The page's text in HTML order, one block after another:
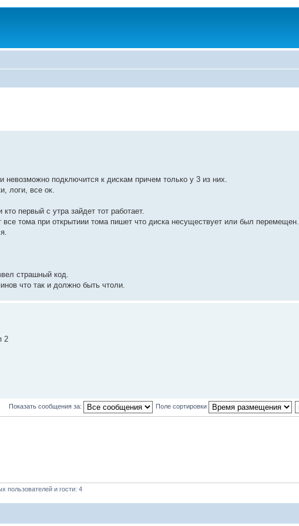
невозможно подключится к дискам причем только у 3 из них.
логи, все ок.
первый с утра зайдет тот работает.
тома при открытиии тома пишет что диска несуществует или был перемещен.
страшный код.
что так и должно быть чтоли.
2
Показать сообщения за: Поле сортировки
пользователей и гости: 4